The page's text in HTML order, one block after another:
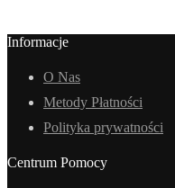
Informacje
O Nas
Metody Płatności
Polityka prywatności
Centrum Pomocy